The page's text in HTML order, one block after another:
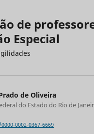
de
Especial
de Oliveira
do Estado do Rio de
0002-0367-6669